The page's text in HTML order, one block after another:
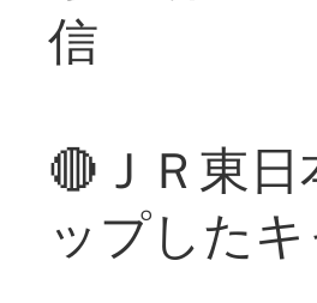
信
🔴ＪＲ東
ップした